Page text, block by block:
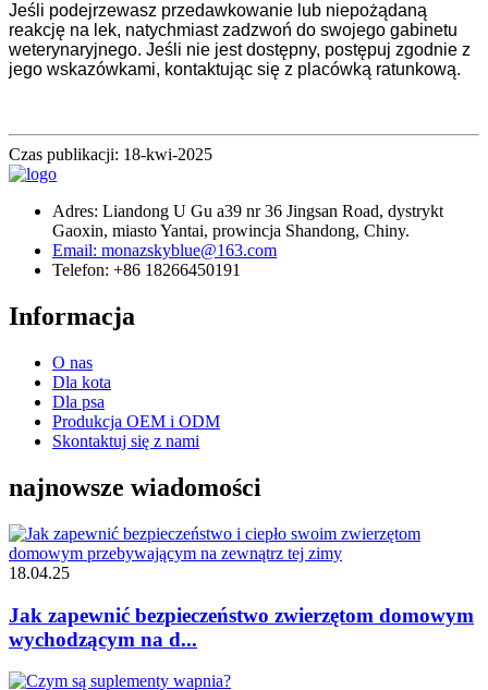
Jeśli podejrzewasz przedawkowanie lub niepożądaną
reakcję na lek, natychmiast zadzwoń do swojego gabinetu
weterynaryjnego. Jeśli nie jest dostępny, postępuj zgodnie z
jego wskazówkami, kontaktując się z placówką ratunkową.
Czas publikacji: 18-kwi-2025
Adres: Liandong U Gu a39 nr 36 Jingsan Road, dystrykt
Gaoxin, miasto Yantai, prowincja Shandong, Chiny.
Email: monazskyblue@163.com
Telefon: +86 18266450191
Informacja
O nas
Dla kota
Dla psa
Produkcja OEM i ODM
Skontaktuj się z nami
najnowsze wiadomości
18.04.25
Jak zapewnić bezpieczeństwo zwierzętom domowym
wychodzącym na d...